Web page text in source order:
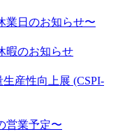
業日のお知らせ〜
暇のお知らせ
産性向上展 (CSPI-
営業予定〜